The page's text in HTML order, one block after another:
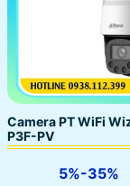
Camera PT WiFi
P3F-PV
5%-35%